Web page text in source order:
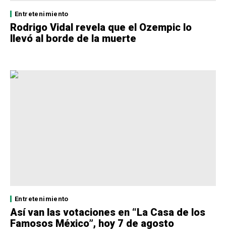
Entretenimiento
Rodrigo Vidal revela que el Ozempic lo
llevó al borde de la muerte
Entretenimiento
Así van las votaciones en “La Casa de los
Famosos México”, hoy 7 de agosto